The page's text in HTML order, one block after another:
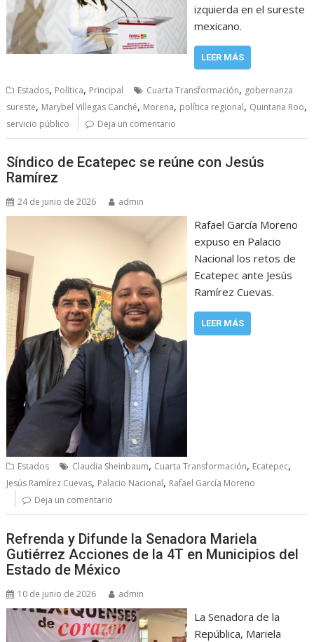
izquierda en el sureste
mexicano.
LEER MÁS
Estados, Política, Principal Cuarta Transformación, gobernanza
sureste, Marybel Villegas Canché, Morena, política regional, Quintana Roo,
servicio público Deja un comentario
Síndico de Ecatepec se reúne con Jesús
Ramírez
24 de junio de 2026 admin
Rafael García Moreno
expuso en Palacio
Nacional los retos de
Ecatepec ante Jesús
Ramírez Cuevas.
LEER MÁS
Estados Claudia Sheinbaum, Cuarta Transformación, Ecatepec,
Jesús Ramírez Cuevas, Palacio Nacional, Rafael García Moreno
Deja un comentario
Refrenda y Difunde la Senadora Mariela
Gutiérrez Acciones de la 4T en Municipios del
Estado de México
10 de junio de 2026 admin
La Senadora de la
República, Mariela